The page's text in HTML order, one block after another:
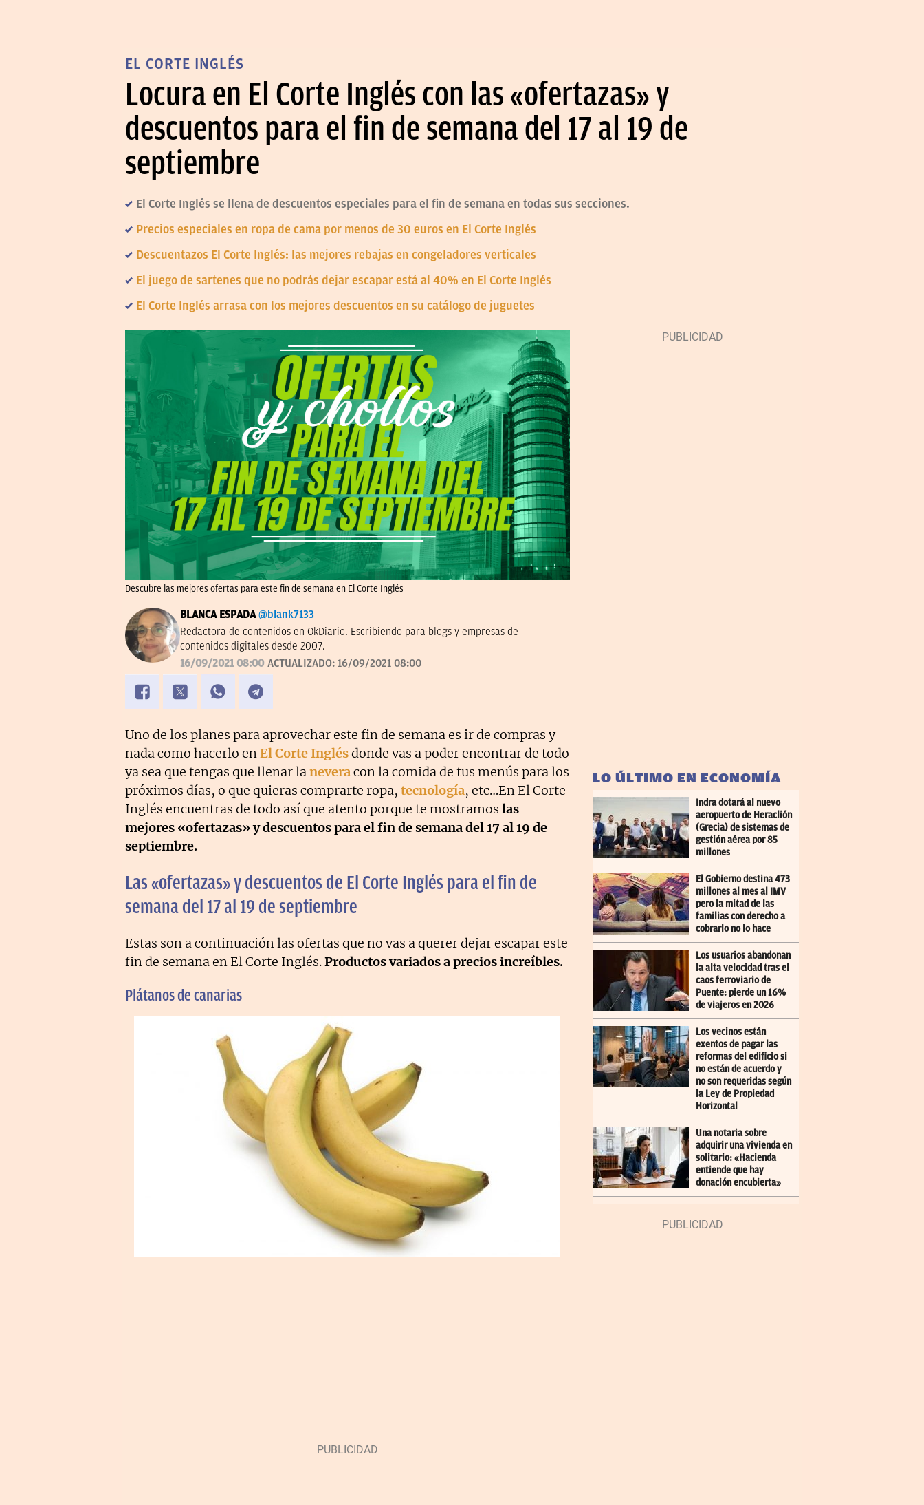
EL CORTE INGLÉS
Locura en El Corte Inglés con las «ofertazas» y
descuentos para el fin de semana del 17 al 19 de
septiembre
El Corte Inglés se llena de descuentos especiales para el fin de semana en todas sus secciones.
Precios especiales en ropa de cama por menos de 30 euros en El Corte Inglés
Descuentazos El Corte Inglés: las mejores rebajas en congeladores verticales
El juego de sartenes que no podrás dejar escapar está al 40% en El Corte Inglés
El Corte Inglés arrasa con los mejores descuentos en su catálogo de juguetes
Descubre las mejores ofertas para este fin de semana en El Corte Inglés
BLANCA ESPADA @blank7133
Redactora de contenidos en OkDiario. Escribiendo para blogs y empresas de
contenidos digitales desde 2007.
16/09/2021 08:00 ACTUALIZADO: 16/09/2021 08:00
Uno de los planes para aprovechar este fin de semana es ir de compras y
nada como hacerlo enEl Corte Inglésdonde vas a poder encontrar de todo
ya sea que tengas que llenar laneveracon la comida de tus menús para los
próximos días, o que quieras comprarte ropa, tecnología, etc…En El Corte
Inglés encuentras de todo así que atento porque te mostramos las
mejores «ofertazas» y descuentos para el fin de semana del 17 al 19 de
septiembre.
Las «ofertazas» y descuentos de El Corte Inglés para el fin de
semana del 17 al 19 de septiembre
Estas son a continuación las ofertas que no vas a querer dejar escapar este
fin de semana en El Corte Inglés.Productos variados a precios increíbles.
Plátanos de canarias
LO ÚLTIMO EN ECONOMÍA
Indra dotará al nuevo
aeropuerto de Heraclión
(Grecia) de sistemas de
gestión aérea por 85
millones
El Gobierno destina 473
millones al mes al IMV
pero la mitad de las
familias con derecho a
cobrarlo no lo hace
Los usuarios abandonan
la alta velocidad tras el
caos ferroviario de
Puente: pierde un 16%
de viajeros en 2026
Los vecinos están
exentos de pagar las
reformas del edificio si
no están de acuerdo y
no son requeridas según
la Ley de Propiedad
Horizontal
Una notaria sobre
adquirir una vivienda en
solitario: «Hacienda
entiende que hay
donación encubierta»